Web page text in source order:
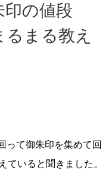
印の値段
まる教え
って御朱印を集めて回
ていると聞きました。